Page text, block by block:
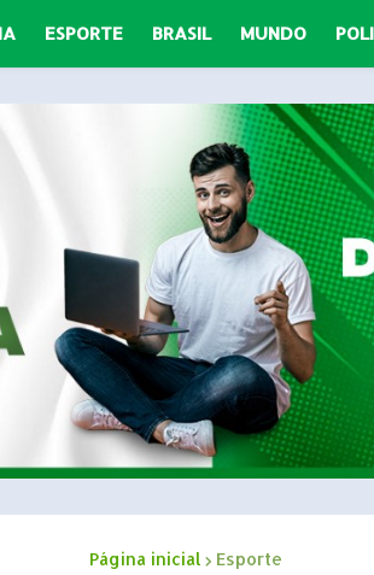
ESPORTE BRASIL MUNDO
Página inicial Esporte